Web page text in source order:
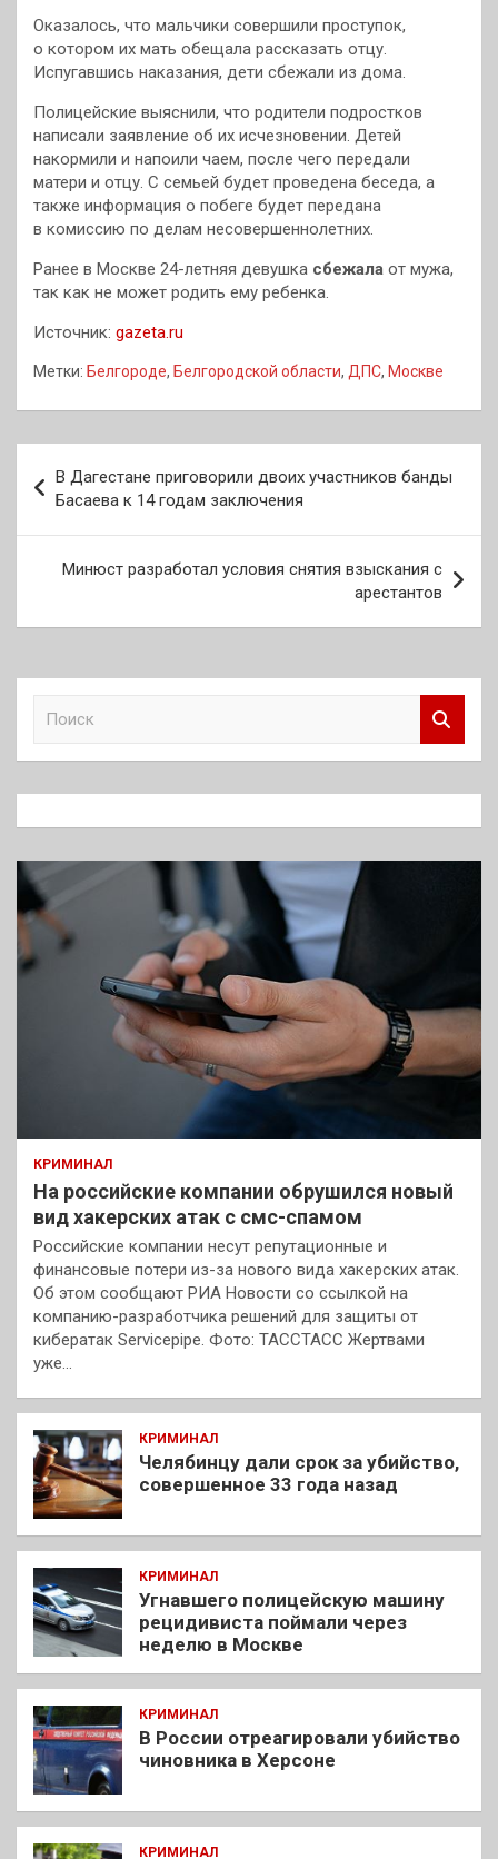
Оказалось, что мальчики совершили проступок,
о котором их мать обещала рассказать отцу.
Испугавшись наказания, дети сбежали из дома.
Полицейские выяснили, что родители подростков
написали заявление об их исчезновении. Детей
накормили и напоили чаем, после чего передали
матери и отцу. С семьей будет проведена беседа, а
также информация о побеге будет передана
в комиссию по делам несовершеннолетних.
Ранее в Москве 24-летняя девушка сбежала от мужа,
так как не может родить ему ребенка.
Источник: gazeta.ru
Метки: Белгороде, Белгородской области, ДПС, Москве
по
записям
В Дагестане приговорили двоих участников банды
Басаева к 14 годам заключения
Минюст разработал условия снятия взыскания с
арестантов
к
КРИМИНАЛ
На российские компании обрушился новый
вид хакерских атак с смс-спамом
Российские компании несут репутационные и
финансовые потери из-за нового вида хакерских атак.
Об этом сообщают РИА Новости со ссылкой на
компанию-разработчика решений для защиты от
кибератак Servicepipe. Фото: ТАССТАСС Жертвами
уже…
КРИМИНАЛ
Челябинцу дали срок за убийство,
совершенное 33 года назад
КРИМИНАЛ
Угнавшего полицейскую машину
рецидивиста поймали через
неделю в Москве
КРИМИНАЛ
В России отреагировали убийство
чиновника в Херсоне
КРИМИНАЛ